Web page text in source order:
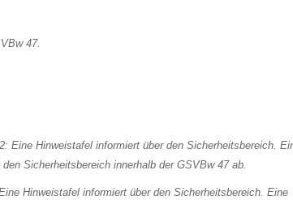
Hinweistafel informiert über den Sicherheitsbereich. Eine